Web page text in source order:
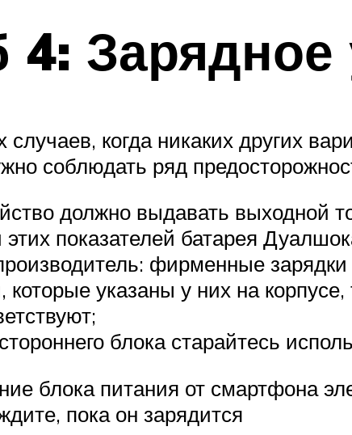
Зарядное
когда никаких других
соблюдать ряд
должно выдавать
этих показателей батарея
фирменные
которые указаны у них на
блока старайтесь
блока питания от смартфона
пока он зарядится